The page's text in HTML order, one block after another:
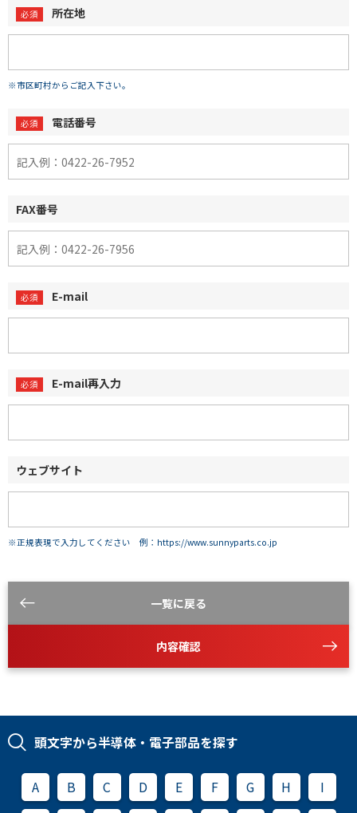
所在地
※市区町村からご記入下さい。
電話番号
FAX番号
E-mail
E-mail再入力
ウェブサイト
※正規表現で入力してください 例：https://www.sunnyparts.co.jp
一覧に戻る
内容確認
頭文字から半導体・電子部品を探す
A B C D E F G H
I